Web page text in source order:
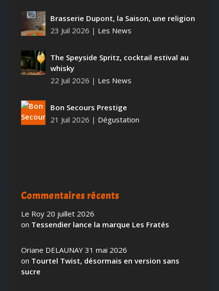
Brasserie Dupont, la Saison, une religion
23 Juil 2026 | Les News
The Speyside Spritz, cocktail estival au
whisky
22 Juil 2026 | Les News
Bon Secours Prestige
21 Juil 2026 | Dégustation
Commentaires récents
Le Roy 20 juillet 2026
on Tessendier lance la marque Les Fratés
Oriane DELAUNAY 31 mai 2026
on Tourtel Twist, désormais en version sans
sucre